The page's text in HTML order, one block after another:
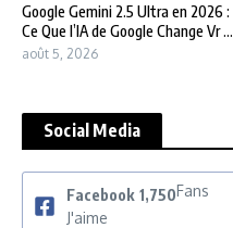
Google Gemini 2.5 Ultra en 2026 :
Ce Que l’IA de Google Change Vr ...
août 5, 2026
Social Media
Facebook 1,750Fans
J'aime